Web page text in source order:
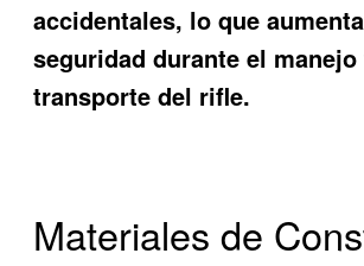
accidentales, lo que
seguridad durante el manejo
transporte del rifle.
Materiales de